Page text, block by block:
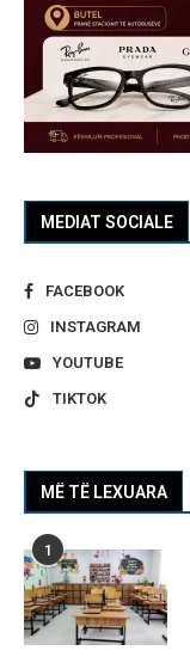
MEDIAT SOCIALE
FACEBOOK
INSTAGRAM
YOUTUBE
TIKTOK
MË TË LEXUARA
1